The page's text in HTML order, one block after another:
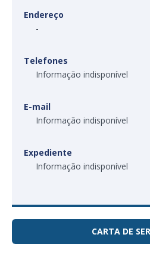
Endereço
-
Telefones
Informação indisponível
E-mail
Informação indisponível
Expediente
Informação indisponível
CARTA DE